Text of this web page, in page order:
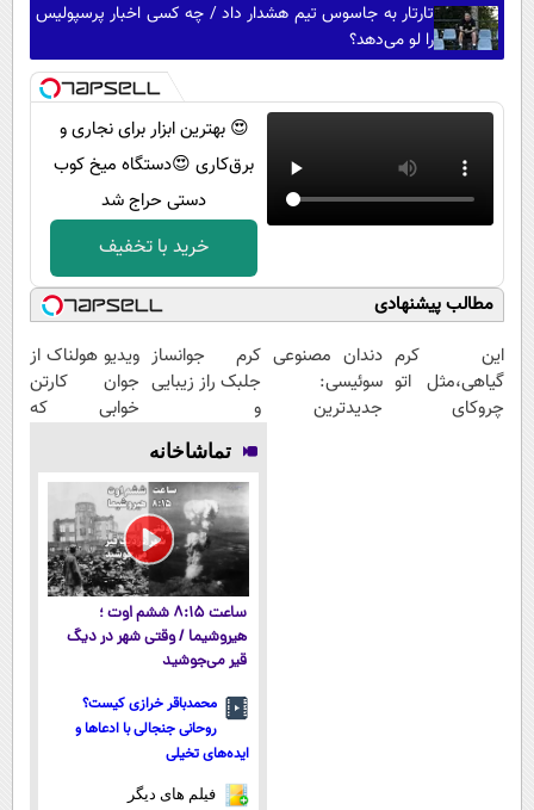
تارتار به جاسوس تیم هشدار داد / چه کسی اخبار پرسپولیس
را لو می‌دهد؟
😍 بهترین ابزار برای نجاری و
برق‌کاری 😍دستگاه میخ کوب
دستی حراج شد
خرید با تخفیف
مطالب پیشنهادی
این کرم
گیاهی،مثل اتو
چروکای
دندان مصنوعی
سوئیسی:
جدیدترین
کرم جوانساز
جلبک راز زیبایی
و
ویدیو هولناک از
جوان کارتن
خوابی که
تماشاخانه
ساعت ۸:۱۵ ششم اوت ؛
هیروشیما / وقتی شهر در دیگ
قیر می‌جوشید
محمدباقر خرازی کیست؟
روحانی جنجالی با ادعاها و
ایده‌های تخیلی
فیلم های دیگر